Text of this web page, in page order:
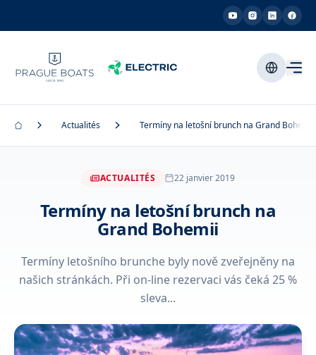
Actualités Termíny na letošní brunch na Grand Bohemii
ACTUALITÉS 22 janvier 2019
Termíny na letošní brunch na
Grand Bohemii
Termíny letošního brunche byly nově zveřejněny na
našich stránkách. Při on-line rezervaci vás čeká 25 %
sleva...